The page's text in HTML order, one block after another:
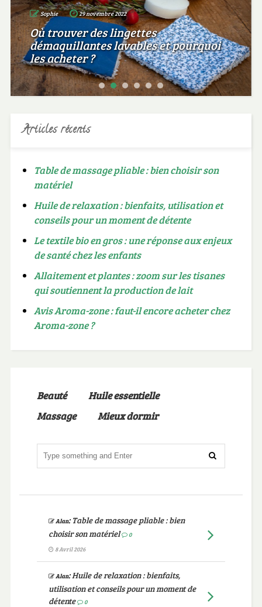
Sophie 29 novembre 2022
Où trouver des lingettes
démaquillantes lavables et pourquoi
les acheter ?
Articles récents
Table de massage pliable : bien choisir son
matériel
Huile de relaxation : bienfaits, utilisation et
conseils pour un moment de détente
Le textile bio en gros : une réponse aux enjeux
de santé chez les enfants
Allaitement et plantes : zoom sur les tisanes
qui soutiennent la production de lait
Avis Aroma-zone : faut-il encore acheter chez
Aroma-zone ?
Beauté
Huile essentielle
Massage
Mieux dormir
Alan: Table de massage pliable : bien
choisir son matériel
0
8 Avril 2026
Alan:Huile de relaxation : bienfaits,
utilisation et conseils pour un moment de
détente
0